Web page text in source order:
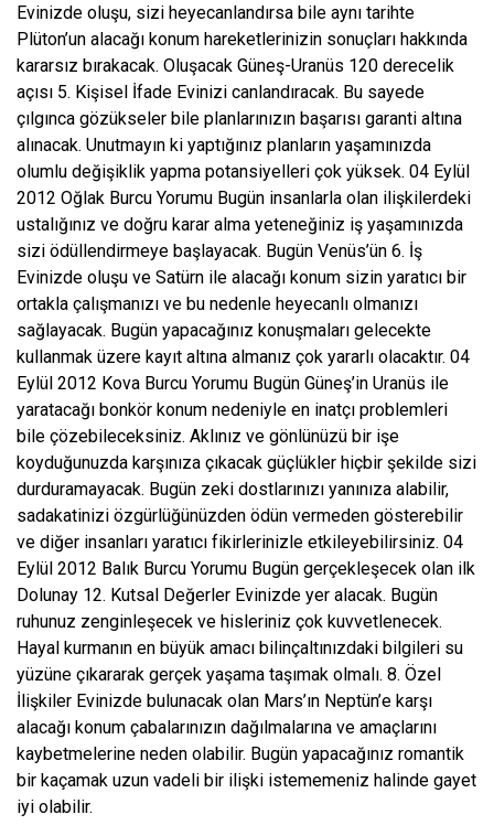
Evinizde oluşu, sizi heyecanlandırsa bile aynı tarihte
Plüton’un alacağı konum hareketlerinizin sonuçları hakkında
kararsız bırakacak. Oluşacak Güneş-Uranüs 120 derecelik
açısı 5. Kişisel İfade Evinizi canlandıracak. Bu sayede
çılgınca gözükseler bile planlarınızın başarısı garanti altına
alınacak. Unutmayın ki yaptığınız planların yaşamınızda
olumlu değişiklik yapma potansiyelleri çok yüksek. 04 Eylül
2012 Oğlak Burcu Yorumu Bugün insanlarla olan ilişkilerdeki
ustalığınız ve doğru karar alma yeteneğiniz iş yaşamınızda
sizi ödüllendirmeye başlayacak. Bugün Venüs’ün 6. İş
Evinizde oluşu ve Satürn ile alacağı konum sizin yaratıcı bir
ortakla çalışmanızı ve bu nedenle heyecanlı olmanızı
sağlayacak. Bugün yapacağınız konuşmaları gelecekte
kullanmak üzere kayıt altına almanız çok yararlı olacaktır. 04
Eylül 2012 Kova Burcu Yorumu Bugün Güneş’in Uranüs ile
yaratacağı bonkör konum nedeniyle en inatçı problemleri
bile çözebileceksiniz. Aklınız ve gönlünüzü bir işe
koyduğunuzda karşınıza çıkacak güçlükler hiçbir şekilde sizi
durduramayacak. Bugün zeki dostlarınızı yanınıza alabilir,
sadakatinizi özgürlüğünüzden ödün vermeden gösterebilir
ve diğer insanları yaratıcı fikirlerinizle etkileyebilirsiniz. 04
Eylül 2012 Balık Burcu Yorumu Bugün gerçekleşecek olan ilk
Dolunay 12. Kutsal Değerler Evinizde yer alacak. Bugün
ruhunuz zenginleşecek ve hisleriniz çok kuvvetlenecek.
Hayal kurmanın en büyük amacı bilinçaltınızdaki bilgileri su
yüzüne çıkararak gerçek yaşama taşımak olmalı. 8. Özel
İlişkiler Evinizde bulunacak olan Mars’ın Neptün’e karşı
alacağı konum çabalarınızın dağılmalarına ve amaçlarını
kaybetmelerine neden olabilir. Bugün yapacağınız romantik
bir kaçamak uzun vadeli bir ilişki istememeniz halinde gayet
iyi olabilir.